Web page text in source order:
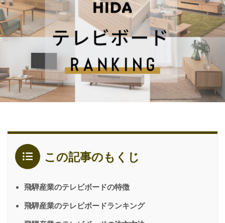
この記事のもくじ
飛騨産業のテレビボードの特徴
飛騨産業のテレビボードランキング